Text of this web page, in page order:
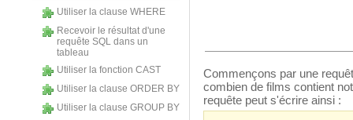
Utiliser la clause WHERE
Recevoir le résultat d'une
requête SQL dans un
tableau
Utiliser la fonction CAST
Utiliser la clause ORDER BY
Utiliser la clause GROUP BY
Commençons par une
combien de films contient
requête peut s'écrire ainsi :